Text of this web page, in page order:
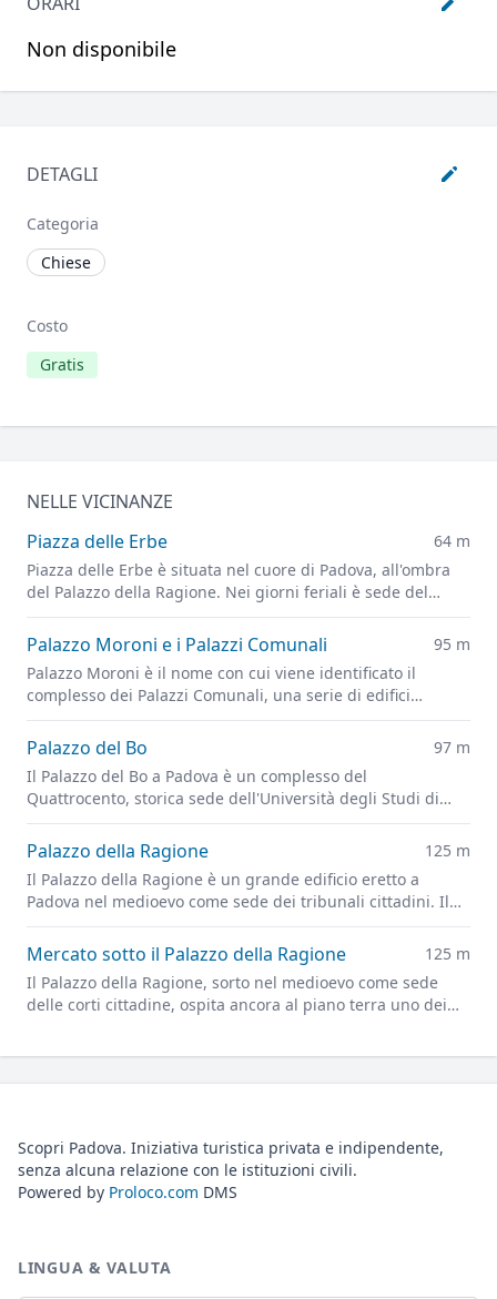
Non disponibile
DETAGLI
Categoria
Chiese
Costo
Gratis
NELLE VICINANZE
Piazza delle Erbe
64 m
Piazza delle Erbe è situata nel cuore di Padova, all'ombra
del Palazzo della Ragione. Nei giorni feriali è sede del
vivace mercato cittadino.
Palazzo Moroni e i Palazzi Comunali
95 m
Palazzo Moroni è il nome con cui viene identificato il
complesso dei Palazzi Comunali, una serie di edifici
differenti che ospitano gli uffici del Comune di Padova.
Palazzo del Bo
97 m
Il Palazzo del Bo a Padova è un complesso del
Quattrocento, storica sede dell'Università degli Studi di
Padova.
Palazzo della Ragione
125 m
Il Palazzo della Ragione è un grande edificio eretto a
Padova nel medioevo come sede dei tribunali cittadini. Il
piano superiore, detto Salone è una delle più grandi sale
pensili al mondo.
Mercato sotto il Palazzo della Ragione
125 m
Il Palazzo della Ragione, sorto nel medioevo come sede
delle corti cittadine, ospita ancora al piano terra uno dei
Scopri Padova. Iniziativa turistica privata e indipendente,
senza alcuna relazione con le istituzioni civili.
Powered by Proloco.com DMS
LINGUA & VALUTA